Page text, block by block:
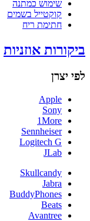
שימוש כמתנה
קוקטייל בשמים
חתימת ריח
ביקורות אוזניות
לפי יצרן
Apple
Sony
1More
Sennheiser
Logitech G
JLab
Skullcandy
Jabra
BuddyPhones
Beats
Avantree